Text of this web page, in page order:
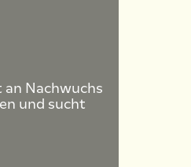
an Nachwuchs
und sucht